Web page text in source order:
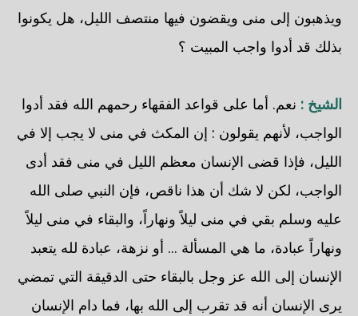
ويذهبون إلى منى ويقضون فيها منتصف الليل، هل يكونوا
بذلك قد أدوا واجب المبيت ؟
الشيخ : نعم. أما على قواعد الفقهاء رحمهم الله فقد أدوا
الواجب، لأنهم يقولون : إن المكث في منى لا يجب إلا في
الليل، فإذا قضى الإنسان معظم الليل في منى فقد أدى
الواجب، لكن لا شك أن هذا ناقص، فإن النبي صلى الله
عليه وسلم بقي في منى ليلاً ونهاراً، والبقاء في منى ليلاً
ونهاراً عبادة، ما هي المسألة ... أو نزهة، عبادة لله يتعبد
الإنسان إلى الله عز وجل بالبقاء حتى الدقيقة التي تمضي
يرى الإنسان أنه قد تقرب إلى الله بها، فما دام الإنسان